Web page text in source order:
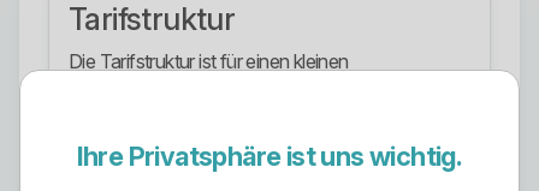
Tarifstruktur
Die Tarifstruktur ist für einen kleinen
EGW Premium, der Ökostromtarif EGW Klima
sowie eigene Heizstromtarife für Speicherheizung,
Ihre Privatsphäre ist uns wichtig.